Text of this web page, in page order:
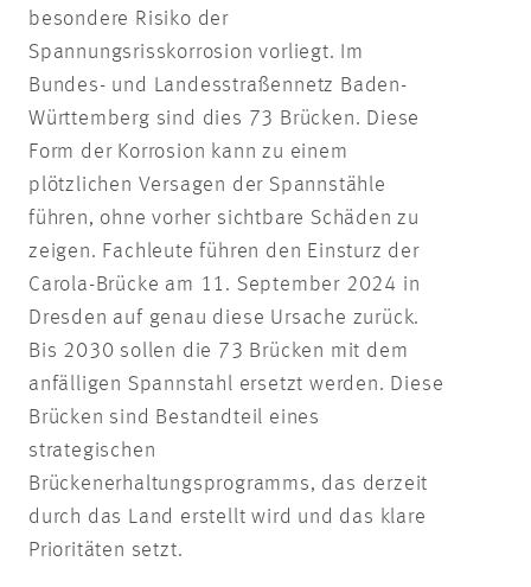
besondere Risiko der
Spannungsrisskorrosion vorliegt. Im
Bundes- und Landesstraßennetz Baden-
Württemberg sind dies 73 Brücken. Diese
Form der Korrosion kann zu einem
plötzlichen Versagen der Spannstähle
führen, ohne vorher sichtbare Schäden zu
zeigen. Fachleute führen den Einsturz der
Carola-Brücke am 11. September 2024 in
Dresden auf genau diese Ursache zurück.
Bis 2030 sollen die 73 Brücken mit dem
anfälligen Spannstahl ersetzt werden. Diese
Brücken sind Bestandteil eines
strategischen
Brückenerhaltungsprogramms, das derzeit
durch das Land erstellt wird und das klare
Prioritäten setzt.